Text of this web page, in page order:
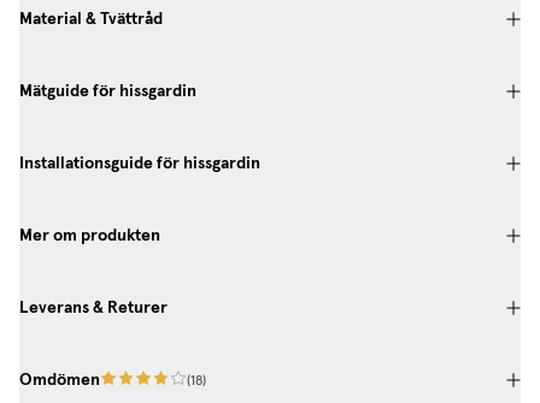
Material & Tvättråd
Mätguide för hissgardin
Installationsguide för hissgardin
Mer om produkten
Leverans & Returer
Omdömen (18)